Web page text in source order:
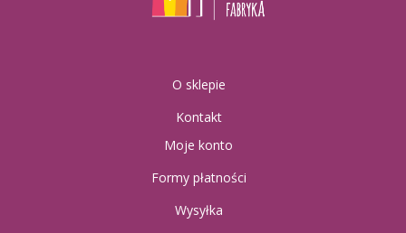
O sklepie
Kontakt
Moje konto
Formy płatności
Wysyłka